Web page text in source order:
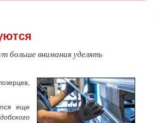
больше внимания уделять
еще